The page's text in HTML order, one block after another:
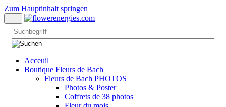
Zum Hauptinhalt springen
Acceuil
Boutique Fleurs de Bach
Fleurs de Bach PHOTOS
Photos & Poster
Coffrets de 38 photos